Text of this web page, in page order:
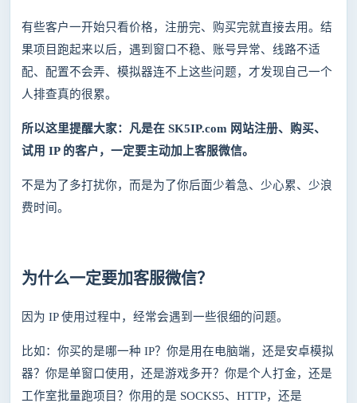
有些客户一开始只看价格，注册完、购买完就直接去用。结
果项目跑起来以后，遇到窗口不稳、账号异常、线路不适
配、配置不会弄、模拟器连不上这些问题，才发现自己一个
人排查真的很累。
所以这里提醒大家：凡是在 SK5IP.com 网站注册、购买、
试用 IP 的客户，一定要主动加上客服微信。
不是为了多打扰你，而是为了你后面少着急、少心累、少浪
费时间。
为什么一定要加客服微信？
因为 IP 使用过程中，经常会遇到一些很细的问题。
比如：你买的是哪一种 IP？你是用在电脑端，还是安卓模拟
器？你是单窗口使用，还是游戏多开？你是个人打金，还是
工作室批量跑项目？你用的是 SOCKS5、HTTP，还是